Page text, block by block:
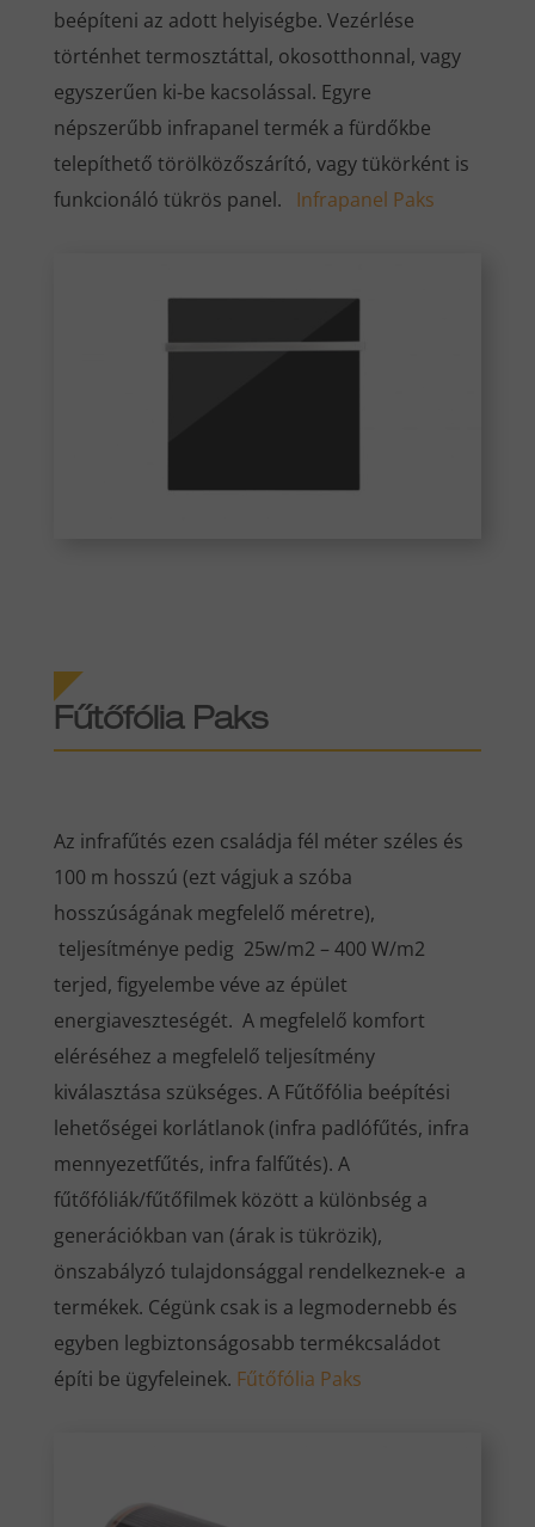
beépíteni az adott helyiségbe. Vezérlése
történhet termosztáttal, okosotthonnal, vagy
egyszerűen ki-be kacsolással. Egyre
népszerűbb infrapanel termék a fürdőkbe
telepíthető törölközőszárító, vagy tükörként is
funkcionáló tükrös panel. Infrapanel Paks
Fűtőfólia Paks
Az infrafűtés ezen családja fél méter széles és
100 m hosszú (ezt vágjuk a szóba
hosszúságának megfelelő méretre),
teljesítménye pedig 25w/m2 – 400 W/m2
terjed, figyelembe véve az épület
energiaveszteségét. A megfelelő komfort
eléréséhez a megfelelő teljesítmény
kiválasztása szükséges. A Fűtőfólia beépítési
lehetőségei korlátlanok (infra padlófűtés, infra
mennyezetfűtés, infra falfűtés). A
fűtőfóliák/fűtőfilmek között a különbség a
generációkban van (árak is tükrözik),
önszabályzó tulajdonsággal rendelkeznek-e a
termékek. Cégünk csak is a legmodernebb és
egyben legbiztonságosabb termékcsaládot
építi be ügyfeleinek. Fűtőfólia Paks